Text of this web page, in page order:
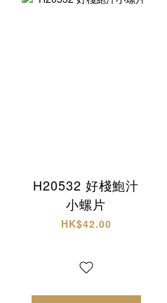
H20532 好棧鮑汁
小螺片
HK$42.00